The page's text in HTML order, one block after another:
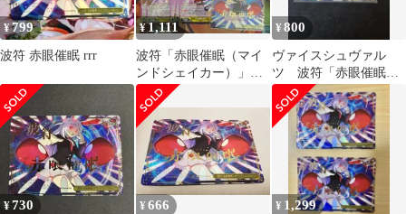
¥799
波符 赤眼催眠 rrr
¥1,111
波符「赤眼催眠（マイ
ンドシェイカー）」
RRR パーツセット
¥800
ヴァイスシュヴァル
ツ 波符「赤眼催眠
（マインドシェイカ
ー）」東方Project
¥730 ¥666 ¥ 1,299